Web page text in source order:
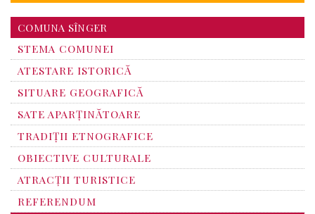
COMUNA SÎNGER
STEMA COMUNEI
ATESTARE ISTORICĂ
SITUARE GEOGRAFICĂ
SATE APARȚINĂTOARE
TRADIȚII ETNOGRAFICE
OBIECTIVE CULTURALE
ATRACȚII TURISTICE
REFERENDUM